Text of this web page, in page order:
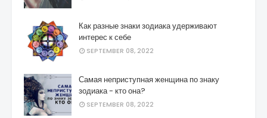
Как разные знаки зодиака удерживают
интерес к себе
SEPTEMBER 08, 2022
Самая неприступная женщина по знаку
зодиака - кто она?
SEPTEMBER 08, 2022